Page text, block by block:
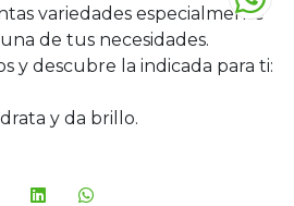
variedades especialmente
de tus necesidades.
y descubre la indicada para ti:
y da brillo.